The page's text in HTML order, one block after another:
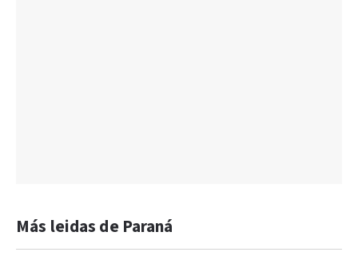
Más leidas de Paraná